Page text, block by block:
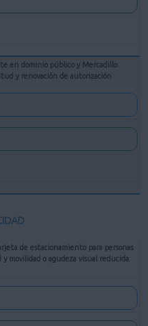
en dominio público y Mercadillo
y renovación de autorización
de estacionamiento para personas
y movilidad o agudeza visual reducida